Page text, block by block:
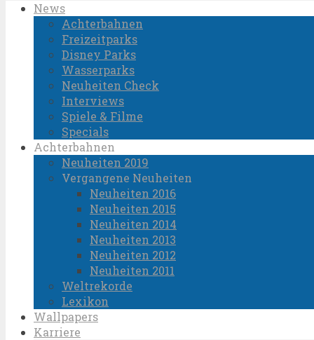
News
Achterbahnen
Freizeitparks
Disney Parks
Wasserparks
Neuheiten Check
Interviews
Spiele & Filme
Specials
Achterbahnen
Neuheiten 2019
Vergangene Neuheiten
Neuheiten 2016
Neuheiten 2015
Neuheiten 2014
Neuheiten 2013
Neuheiten 2012
Neuheiten 2011
Weltrekorde
Lexikon
Wallpapers
Karriere